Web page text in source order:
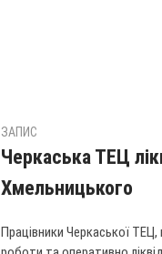
ЗАПИС
Черкаська ТЕЦ
Хмельницького
Працівники Черкаської